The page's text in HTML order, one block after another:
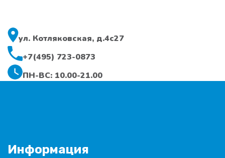
ул. Котляковская, д.4с27
+7(495) 723-0873
ПН-ВС: 10.00-21.00
Информация